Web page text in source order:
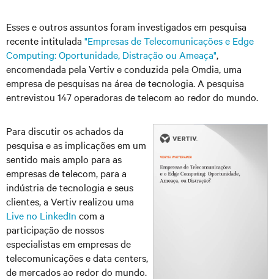
Esses e outros assuntos foram investigados em pesquisa
recente intitulada "Empresas de Telecomunicações e Edge
Computing: Oportunidade, Distração ou Ameaça",
encomendada pela Vertiv e conduzida pela Omdia, uma
empresa de pesquisas na área de tecnologia. A pesquisa
entrevistou 147 operadoras de telecom ao redor do mundo.
Para discutir os achados da
pesquisa e as implicações em um
sentido mais amplo para as
empresas de telecom, para a
indústria de tecnologia e seus
clientes, a Vertiv realizou uma
Live no LinkedIn com a
participação de nossos
especialistas em empresas de
telecomunicações e data centers,
de mercados ao redor do mundo.